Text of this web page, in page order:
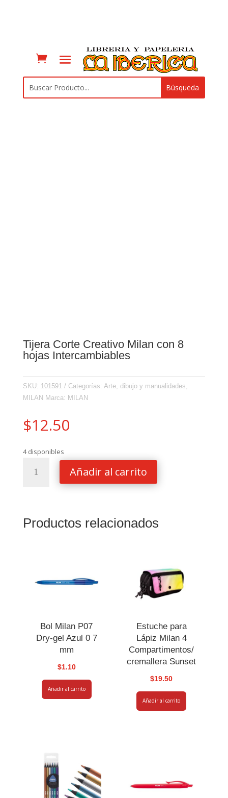
Tijera Corte Creativo Milan con 8
hojas Intercambiables
SKU: 101591 Categorías: Arte, dibujo y manualidades
MILAN Marca: MILAN
$12.50
4 disponibles
Corte
8
Añadir al carrito
Productos relacionados
Bol Milan P07
Dry-gel Azul 0 7
mm
$1.10
Añadir al carrito
Estuche para
Lápiz Milan 4
Compartimentos/
cremallera Sunset
$19.50
Añadir al carrito